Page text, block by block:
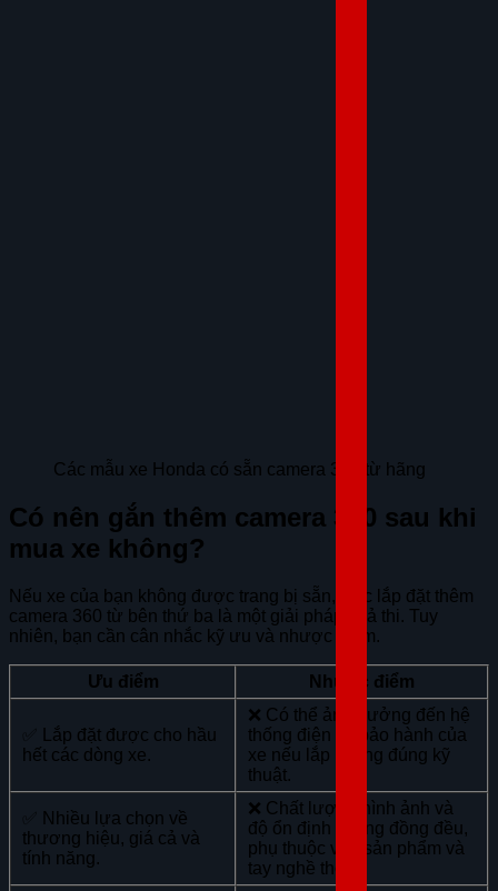
Các mẫu xe Honda có sẵn camera 360 từ hãng
Có nên gắn thêm camera 360 sau khi
mua xe không?
Nếu xe của bạn không được trang bị sẵn, việc lắp đặt thêm
camera 360 từ bên thứ ba là một giải pháp khả thi. Tuy
nhiên, bạn cần cân nhắc kỹ ưu và nhược điểm.
Ưu điểm Nhược điểm
✅ Lắp đặt được cho hầu
hết các dòng xe.
❌ Có thể ảnh hưởng đến hệ
thống điện và bảo hành của
xe nếu lắp không đúng kỹ
thuật.
✅ Nhiều lựa chọn về
thương hiệu, giá cả và
tính năng.
❌ Chất lượng hình ảnh và
độ ổn định không đồng đều,
phụ thuộc vào sản phẩm và
tay nghề thợ.